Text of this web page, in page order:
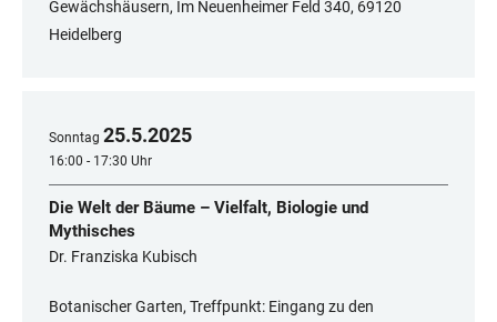
Gewächshäusern, Im Neuenheimer Feld 340, ​​​​​​​69120
Heidelberg
Sonntag 25.5.2025
16:00 - 17:30 Uhr
Die Welt der Bäume – Vielfalt, Biologie und
Mythisches
Dr. Franziska Kubisch
Botanischer Garten, Treffpunkt: Eingang zu den